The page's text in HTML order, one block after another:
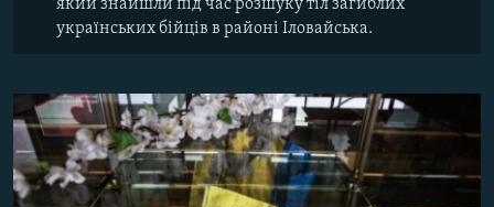
який знайшли під час розшуку тіл загиблих
українських бійців в районі Іловайська.